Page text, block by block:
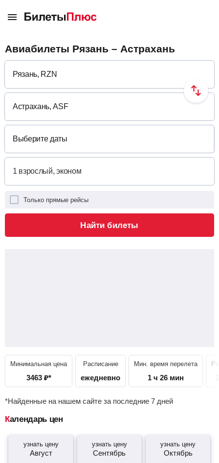
Авиабилеты Рязань – Астрахань
Выберите даты
Только прямые рейсы
Найти билеты
Минимальная цена
3463 ₽*
Расписание
ежедневно
Мин. время перелета
1 ч 26 мин
*Найденные на нашем сайте за последние 7 дней
Календарь цен
узнать цену
Август
узнать цену
Сентябрь
узнать цену
Октябрь